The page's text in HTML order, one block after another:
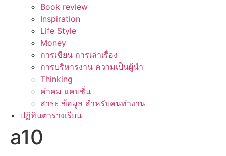
Book review
Inspiration
Life Style
Money
การเขียน การเล่าเรื่อง
การบริหารงาน ความเป็นผู้นำ
Thinking
คำคม แคบชั่น
สาระ ข้อมูล สำหรับคนทำงาน
ปฏิทินตารางเรียน
a10